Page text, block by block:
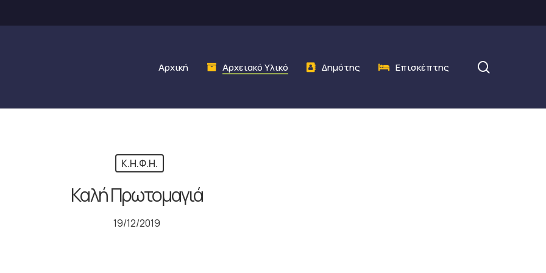
Αρχική Αρχειακό Υλικό Δημότης Επισκέπτης
Κ.Η.Φ.Η.
Καλή Πρωτομαγιά
19/12/2019